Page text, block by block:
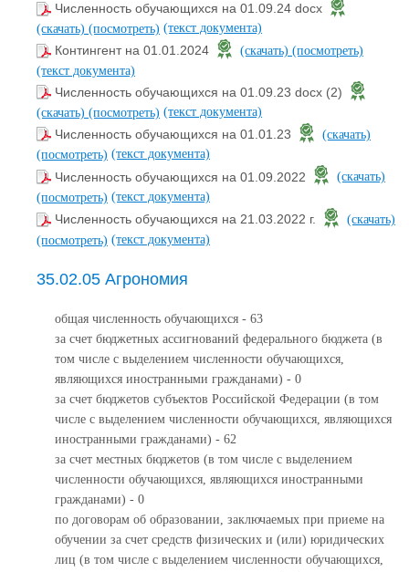
Численность обучающихся на 01.09.24 docx
(скачать) (посмотреть) (текст документа)
Контингент на 01.01.2024 (скачать) (посмотреть)
(текст документа)
Численность обучающихся на 01.09.23 docx (2)
(скачать) (посмотреть) (текст документа)
Численность обучающихся на 01.01.23
(скачать)
(посмотреть) (текст документа)
Численность обучающихся на 01.09.2022
(скачать)
(посмотреть) (текст документа)
Численность обучающихся на 21.03.2022 г.
(скачать)
(посмотреть) (текст документа)
35.02.05 Агрономия
общая численность обучающихся - 63
за счет бюджетных ассигнований федерального бюджета (в
том числе с выделением численности обучающихся,
являющихся иностранными гражданами) - 0
за счет бюджетов субъектов Российской Федерации (в том
числе с выделением численности обучающихся, являющихся
иностранными гражданами) - 62
за счет местных бюджетов (в том числе с выделением
численности обучающихся, являющихся иностранными
гражданами) - 0
по договорам об образовании, заключаемых при приеме на
обучении за счет средств физических и (или) юридических
лиц (в том числе с выделением численности обучающихся,